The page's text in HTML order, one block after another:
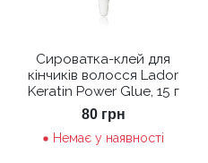
Сироватка-клей для
кінчиків волосся Lador
Keratin Power Glue, 15 г
80 грн
Немає у наявності